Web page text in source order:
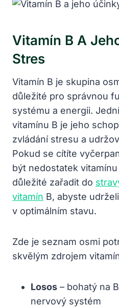
Vitamín B A
Stres
Vitamín B je skupina
důležité pro správnou
systému a energii.
vitamínu B je jeho
zvládání stresu a
Pokud se cítíte
být nedostatek
důležité zařadit do
vitamín B, abyste
v optimálním stavu.
Zde je seznam osmi
skvělým zdrojem
Losos – bohatý na
nervový systém